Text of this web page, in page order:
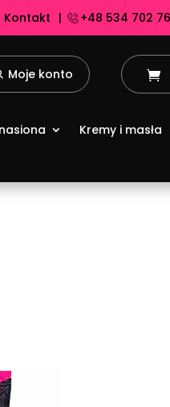
Kontakt | +48 534 702
Moje konto
Kremy i masła